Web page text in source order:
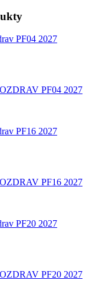
PF04 2027
PF16 2027
PF20 2027